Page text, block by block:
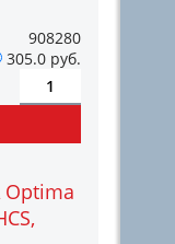
908280
305.0 руб.
Optima